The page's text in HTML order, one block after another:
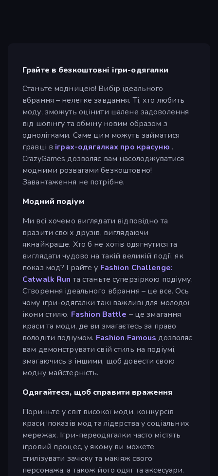
Грайте в безкоштовні ігри-одягалки
Станьте модницею! Вибір ідеального
вбрання – нелегке завдання. Ті, хто любить
моду, зможуть оцінити шалене задоволення
від шопінгу та обміну новим образом з
однолітками. Саме цим можуть займатися
гравці в іграх-одягалках про красуню .
CrazyGames дозволяє вам насолоджуватися
модними розвагами безкоштовно!
Завантаження не потрібне.
Модний подіум
Ми всі хочемо виглядати відповідно та
вразити своїх друзів, виглядаючи
якнайкраще. Хто б не хотів одягнутися та
виглядати чудово на такій великій події, як
показ мод? Грайте у Fashion Challenge:
Catwalk Run та станьте суперзіркою подіуму.
Створення ідеального вбрання – це все. Ось
чому ігри-одягалки такі важливі для молодої
ікони стилю. Fashion Battle – це змагання
краси та моди, де ви змагаєтесь за право
володіти подіумом. Fashion Famous дозволяє
вам демонструвати свій стиль на подіумі,
змагаючись з іншими, щоб довести свою
модну майстерність.
Одягайтеся, щоб справити враження
Пориньте у світ високої моди, конкурсів
краси, показів мод та лідерства у соціальних
мережах. Ігри-переодягалки часто містять
ігровий процес, у якому ви можете
стилізувати зачіску та макіяж свого
персонажа, а також його одяг та аксесуари.